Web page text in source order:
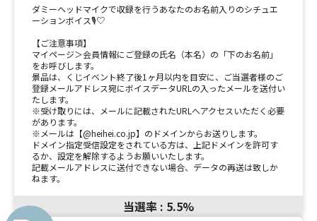
ダミーヘッドマイクで収録を行うあなたのお名前入りのシチュエ
ーションボイス🎙️♡
【ご注意事項】
マイページ＞会員情報にご登録の氏名（本名）の「下のお名前」
をお呼びします。
景品は、くじイベント終了後1ヶ月以内を目安に、ご当選者様のご
登録メールアドレス宛にボイスデータURLの入ったメールを送付い
たします。
※受け取りには、メールに記載されたURLへアクセスいただく必要
があります。
※メールは【@heihei.co.jp】のドメインからお送りします。
ドメイン指定受信設定をされている方は、上記ドメインを許可す
るか、設定を解除するようお願いいたします。
記載メールアドレスに送付できない場合、データの再送は致しか
ねます。
当選率 : 5.5%